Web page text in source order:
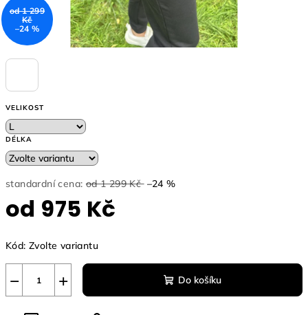
VELIKOST
DÉLKA
standardní cena: od 1 299 Kč –24 %
od 975 Kč
cena:
Kód: Zvolte variantu
+
− Do košíku
od 1 299
Kč
–24 %